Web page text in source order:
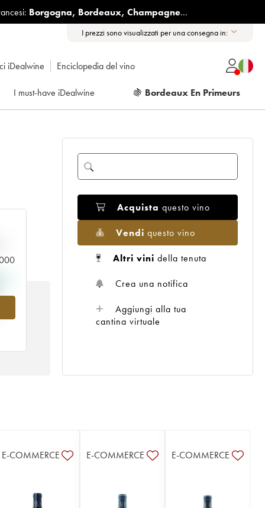
Borgogna, Bordeaux, Champagne...
I prezzi sono visualizzati per una consegna in:
iDealwine Enciclopedia del vino
I must-have iDealwine 🍇 Bordeaux En Primeurs
Acquista questo vino
Vendi questo vino
Altri vini della tenuta
Crea una notifica
Aggiungi alla tua
cantina virtuale
E-COMMERCE E-COMMERCE E-COMMERCE